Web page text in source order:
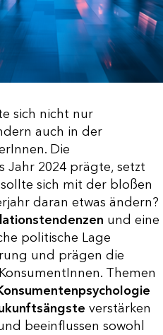
sich nicht nur
auch in der
Die
Jahr 2024 prägte, setzt
sich mit der bloßen
daran etwas ändern?
und eine
politische Lage
und prägen die
Themen
verstärken
beeinflussen sowohl